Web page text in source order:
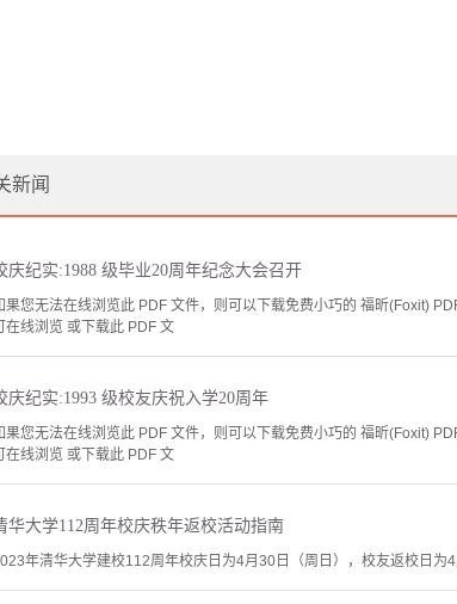
新闻
庆纪实:1988 级毕业20周年纪念大会召开
果您无法在线浏览此 PDF 文件，则可以下载免费小巧的 福昕(Foxit)
在线浏览 或下载此 PDF 文
庆纪实:1993 级校友庆祝入学20周年
果您无法在线浏览此 PDF 文件，则可以下载免费小巧的 福昕(Foxit)
在线浏览 或下载此 PDF 文
华大学112周年校庆秩年返校活动指南
年清华大学建校112周年校庆日为4月30日（周日），校友返校日为